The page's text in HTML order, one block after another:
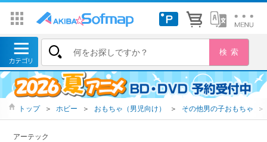
トップ ＞ ホビー ＞ おもちゃ（男児向け） ＞ その他男の子おもちゃ ＞
アーテック